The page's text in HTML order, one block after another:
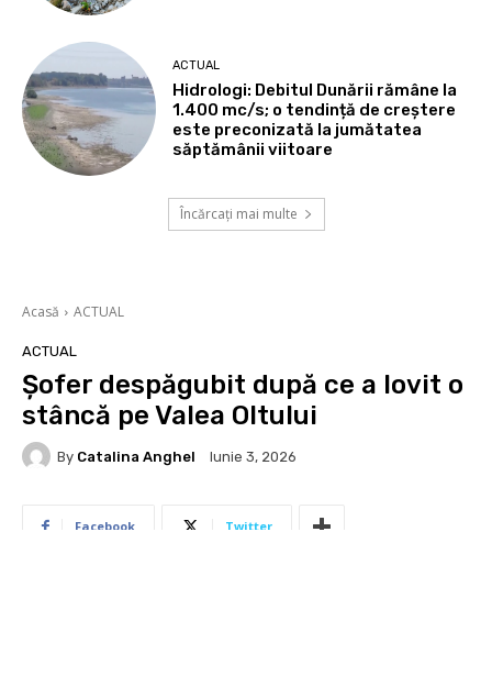
ACTUAL
Hidrologi: Debitul Dunării rămâne la
1.400 mc/s; o tendință de creștere
este preconizată la jumătatea
săptămânii viitoare
Încărcați mai multe